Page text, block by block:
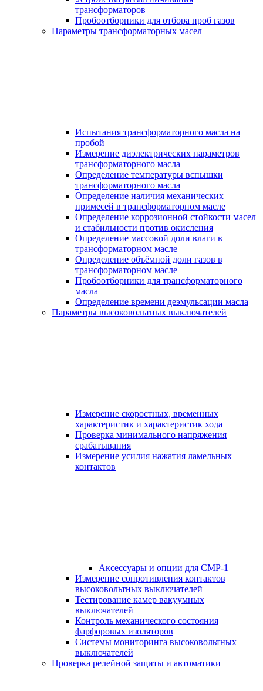
трансформаторов
Пробоотборники для отбора проб газов
Параметры трансформаторных масел
Испытания трансформаторного масла на
пробой
Измерение диэлектрических параметров
трансформаторного масла
Определение температуры вспышки
трансформаторного масла
Определение наличия механических
примесей в трансформаторном масле
Определение коррозионной стойкости масел
и стабильности против окисления
Определение массовой доли влаги в
трансформаторном масле
Определение объёмной доли газов в
трансформаторном масле
Пробоотборники для трансформаторного
масла
Определение времени деэмульсации масла
Параметры высоковольтных выключателей
Измерение скоростных, временных
характеристик и характеристик хода
Проверка минимального напряжения
срабатывания
Измерение усилия нажатия ламельных
контактов
Аксессуары и опции для СМР-1
Измерение сопротивления контактов
высоковольтных выключателей
Тестирование камер вакуумных
выключателей
Контроль механического состояния
фарфоровых изоляторов
Системы мониторинга высоковольтных
выключателей
Проверка релейной защиты и автоматики